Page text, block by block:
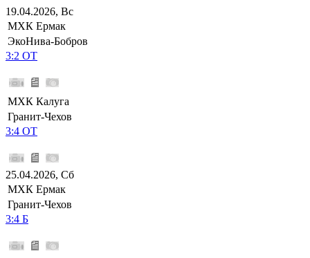
19.04.2026, Вс
МХК Ермак
ЭкоНива-Бобров
3:2 ОТ
МХК Калуга
Гранит-Чехов
3:4 ОТ
25.04.2026, Сб
МХК Ермак
Гранит-Чехов
3:4 Б